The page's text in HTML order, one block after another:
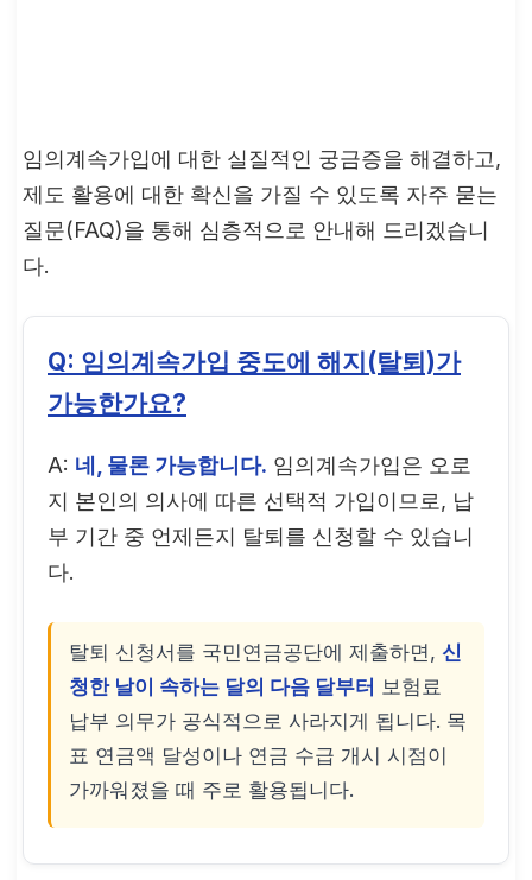
임의계속가입에 대한 실질적인 궁금증을 해결하고,
제도 활용에 대한 확신을 가질 수 있도록 자주 묻는
질문(FAQ)을 통해 심층적으로 안내해 드리겠습니
다.
Q: 임의계속가입 중도에 해지(탈퇴)가
가능한가요?
A: 네, 물론 가능합니다. 임의계속가입은 오로
지 본인의 의사에 따른 선택적 가입이므로, 납
부 기간 중 언제든지 탈퇴를 신청할 수 있습니
다.
탈퇴 신청서를 국민연금공단에 제출하면, 신
청한 날이 속하는 달의 다음 달부터 보험료
납부 의무가 공식적으로 사라지게 됩니다. 목
표 연금액 달성이나 연금 수급 개시 시점이
가까워졌을 때 주로 활용됩니다.